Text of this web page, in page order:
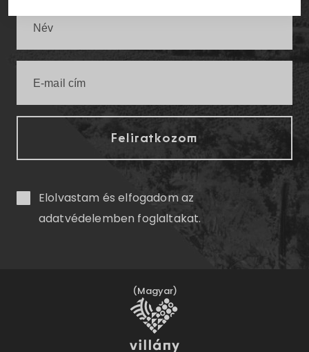
Elolvastam és elfogadom az
adatvédelemben foglaltakat.
(Magyar)